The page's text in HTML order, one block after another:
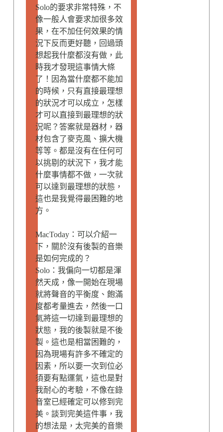
Solo的要求非常特殊，不
像一般人會要求加很多效
果，在不加任何效果的情
況下反而更好聽，回過頭
想起我什麼都沒有做，此
時我才發現這事情大條
了！因為當什麼都不能加
的時候，只有直接最理想
的狀況才可以成立，怎樣
才可以直接到最理想的狀
況呢？答案就是器材，器
材包含了麥克風、擴大機
等等。都是沒有在任何可
以挑剔的狀況下，我才能
什麼事情都不做，一次就
可以達到最理想的狀態，
這也是我覺得最困難的地
方。
MacToday：可以介紹一
下，關於沒有後製的音樂
是如何完成的？
Solo：我偏向一切都是渾
然天成，像一開始在現場
就將聲音的平衡度、飽滿
度都考量進去，然後一口
氣將這一切達到最理想的
狀態，我的後製就是不後
製。這也是相當困難的，
因為現場有許多不確定的
因素，所以要一次到位必
須要有點運氣，這也是對
我耐心的考驗，不像在錄
音室已經確定可以修到完
美。談到完美這件事，我
的想法是，太完美的音樂